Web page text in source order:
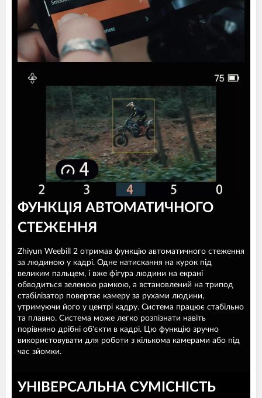
ФУНКЦІЯ АВТОМАТИЧНОГО
СТЕЖЕННЯ
Zhiyun Weebill 2 отримав функцію автоматичного стеження
за людиною у кадрі. Одне натискання на курок під
великим пальцем, і вже фігура людини на екрані
обводиться зеленою рамкою, а встановлений на трипод
стабілізатор повертає камеру за рухами людини,
утримуючи його у центрі кадру. Система працює стабільно
та плавно. Система може легко розпізнати навіть
порівняно дрібні об'єкти в кадрі. Цю функцію зручно
використовувати для роботи з кількома камерами або під
час зйомки.
УНІВЕРСАЛЬНА СУМІСНІСТЬ